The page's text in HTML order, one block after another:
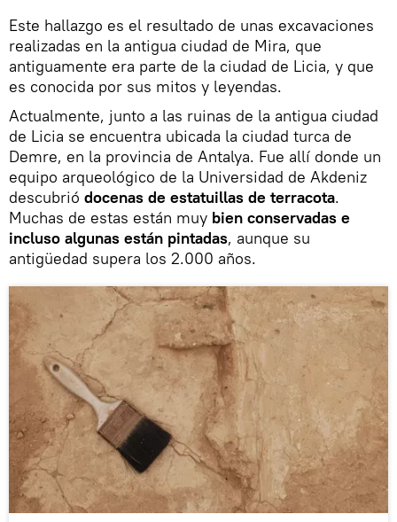
Este hallazgo es el resultado de unas excavaciones
realizadas en la antigua ciudad de Mira, que
antiguamente era parte de la ciudad de Licia, y que
es conocida por sus mitos y leyendas.
Actualmente, junto a las ruinas de la antigua ciudad
de Licia se encuentra ubicada la ciudad turca de
Demre, en la provincia de Antalya. Fue allí donde un
equipo arqueológico de la Universidad de Akdeniz
descubrió docenas de estatuillas de terracota.
Muchas de estas están muy bien conservadas e
incluso algunas están pintadas, aunque su
antigüedad supera los 2.000 años.